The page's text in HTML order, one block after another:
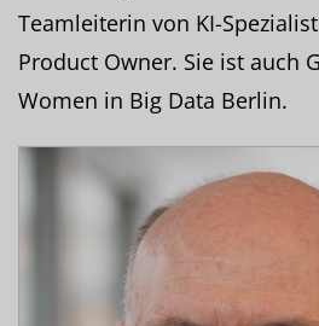
Teamleiterin von KI-
Product Owner. Sie ist auch
Women in Big Data Berlin.